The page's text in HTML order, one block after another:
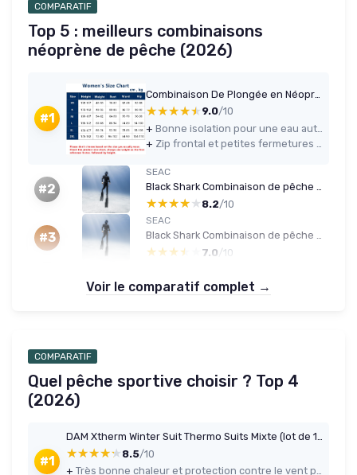
COMPARATIF
Top 5 : meilleurs combinaisons
néoprène de pêche (2026)
#1 ★★★★★
★★★★★ 9.0/10
+
+
#2
SEAC
Black Shark Combinaison de pêche sub et apnée en néoprène 5 mm, Deux pièces, intérieur Fendu Homme, Homme M Noir
★★★★★
★★★★★ 8.2/10
#3
SEAC
Black Shark Combinaison de pêche sous et apnée en néoprène 7 mm, Deux pièces, intérieur en Fente Homme XXXL Noir
★★★★★
★★★★★ 7.0 /10
Voir le comparatif complet →
COMPARATIF
Quel pêche sportive choisir ? Top 4
(2026)
#1
DAM Xtherm Winter Suit Thermo Suits Mixte (lot de 1) M Vert
★★★★★
★★★★★ 8.5/10
+
Très bonne chaleur et protection contre le vent pour la pêche et les activités statiques par temps froid